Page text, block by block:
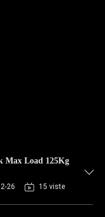
Max Load 125Kg
26 15 viste